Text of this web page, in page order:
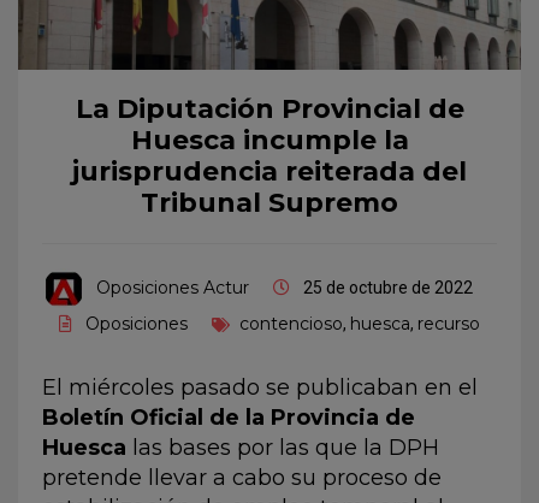
La Diputación Provincial de
Huesca incumple la
jurisprudencia reiterada del
Tribunal Supremo
Oposiciones Actur 25 de octubre de 2022
Oposiciones contencioso, huesca, recurso
El miércoles pasado se publicaban en el
Boletín Oficial de la Provincia de
Huesca las bases por las que la DPH
pretende llevar a cabo su proceso de